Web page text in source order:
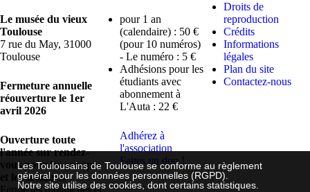
Les Toulousains de Toulouse se conforme au règlement
général pour les données personnelles (RGPD).
Notre site utilise des cookies, dont certains statistiques.
Le musée du vieux
Toulouse
7 rue du May, 31000
Toulouse
Fermeture annuelle
réouverture le 1er
avril 2026
Ouverture toute
l'année sur rendez-
vous pour les groupes
et les scolaires
pour 1 an
(calendaire) : 50 €
(pour 10 numéros)
- Le numéro : 5 €
Adhésions pour les
étudiants avec
abonnement à
L'Auta : 22 €
Adhérez à
l'association
Faites un don !
Droits de
reproduction
Crédits
Informations
légales
Plan du site
Contactez-nous